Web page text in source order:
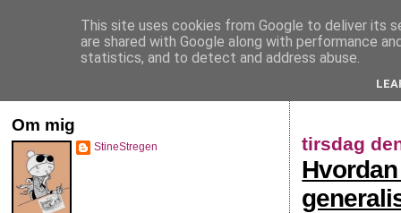
StineStregen
tirsdag
Om mig
StineStregen
This site uses cookies from Google to deliver its
are shared with Google along with performance
statistics, and to detect and address abuse.